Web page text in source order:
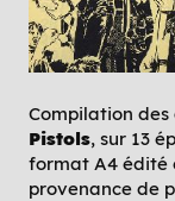
Compilation des
Pistols, sur 13
format A4 édité
provenance de